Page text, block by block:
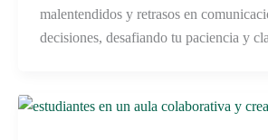
malentendidos y retrasos en
decisiones, desafiando tu paciencia y